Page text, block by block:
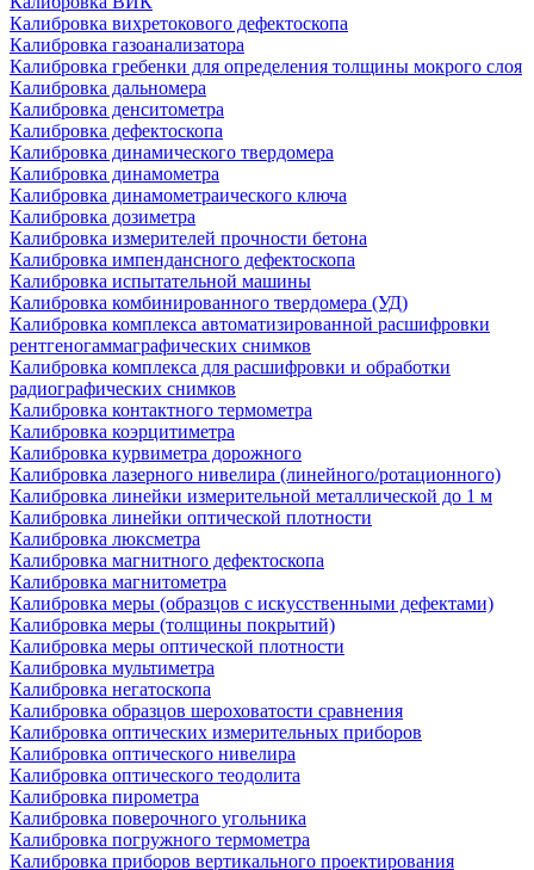
Калибровка вихретокового дефектоскопа
Калибровка газоанализатора
Калибровка гребенки для определения толщины мокрого слоя
Калибровка дальномера
Калибровка денситометра
Калибровка дефектоскопа
Калибровка динамического твердомера
Калибровка динамометра
Калибровка динамометраического ключа
Калибровка дозиметра
Калибровка измерителей прочности бетона
Калибровка импендансного дефектоскопа
Калибровка испытательной машины
Калибровка комбинированного твердомера (УД)
Калибровка комплекса автоматизированной расшифровки
рентгеногаммаграфических снимков
Калибровка комплекса для расшифровки и обработки
радиографических снимков
Калибровка контактного термометра
Калибровка коэрцитиметра
Калибровка курвиметра дорожного
Калибровка лазерного нивелира (линейного/ротационного)
Калибровка линейки измерительной металлической до 1 м
Калибровка линейки оптической плотности
Калибровка люксметра
Калибровка магнитного дефектоскопа
Калибровка магнитометра
Калибровка меры (образцов с искусственными дефектами)
Калибровка меры (толщины покрытий)
Калибровка меры оптической плотности
Калибровка мультиметра
Калибровка негатоскопа
Калибровка образцов шероховатости сравнения
Калибровка оптических измерительных приборов
Калибровка оптического нивелира
Калибровка оптического теодолита
Калибровка пирометра
Калибровка поверочного угольника
Калибровка погружного термометра
Калибровка приборов вертикального проектирования